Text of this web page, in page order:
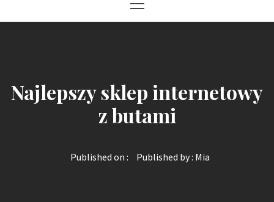
Menu
Najlepszy sklep internetowy
z butami
Published on : Published by : Mia